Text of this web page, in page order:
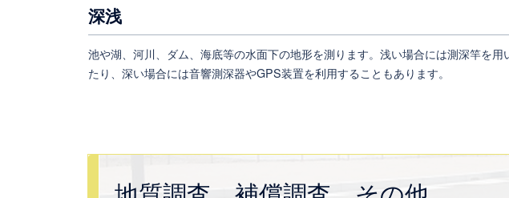
深浅
池や湖、河川、ダム、海底等の水面下の地形を測ります。浅い場合には測深竿を用
たり、深い場合には音響測深器やGPS装置を利用することもあります。